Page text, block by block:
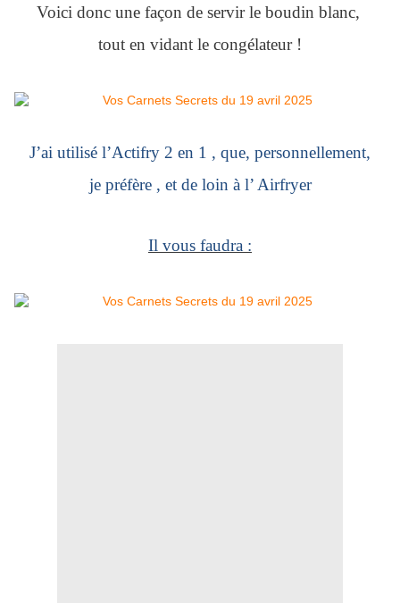
Voici donc une façon de servir le boudin blanc,
tout en vidant le congélateur !
J’ai utilisé l’Actifry 2 en 1 , que, personnellement,
je préfère , et de loin à l’ Airfryer
Il vous faudra :